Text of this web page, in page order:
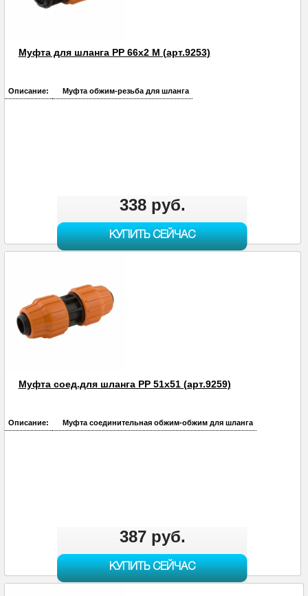
Муфта для шланга PP 66х2 M (арт.9253)
Описание: Муфта обжим-резьба для шланга
338 руб.
КУПИТЬ СЕЙЧАС
Муфта соед.для шланга PP 51х51 (арт.9259)
Описание: Муфта соединительная обжим-обжим для шланга
387 руб.
КУПИТЬ СЕЙЧАС